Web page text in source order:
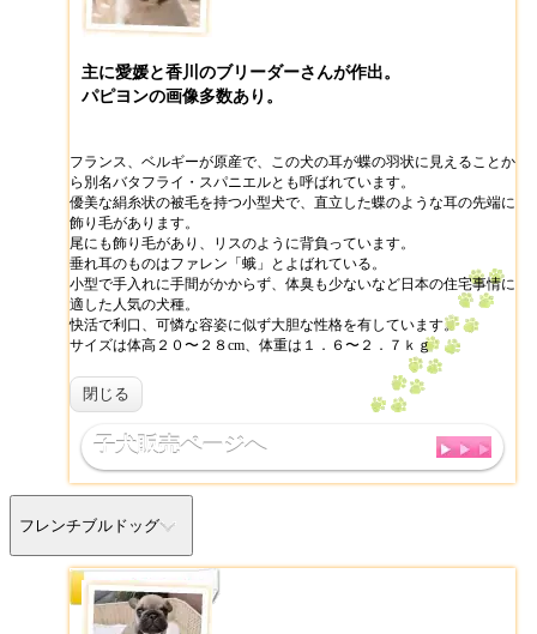
主に愛媛と香川のブリーダーさんが作出。
パピヨンの画像多数あり。
フランス、ベルギーが原産で、この犬の耳が蝶の羽状に見えることか
ら別名バタフライ・スパニエルとも呼ばれています。
優美な絹糸状の被毛を持つ小型犬で、直立した蝶のような耳の先端に
飾り毛があります。
尾にも飾り毛があり、リスのように背負っています。
垂れ耳のものはファレン「蛾」とよばれている。
小型で手入れに手間がかからず、体臭も少ないなど日本の住宅事情に
適した人気の犬種。
快活で利口、可憐な容姿に似ず大胆な性格を有しています。
サイズは体高２０〜２８cm、体重は１．６〜２．７ｋｇ
閉じる
子犬販売ページへ
フレンチブルドッグ